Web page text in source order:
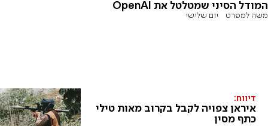
המודל הסיני שמטלטל את OpenAI
משה למפרט יום שלישי
דיווח:
איראן צפויה לקבל בקרוב מאות טילי
כתף מסין